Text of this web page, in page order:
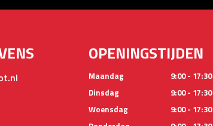
OPENINGSTIJDEN
Maandag
9:00 - 17:30
Dinsdag
9:00 - 17:30
Woensdag
9:00 - 17:30